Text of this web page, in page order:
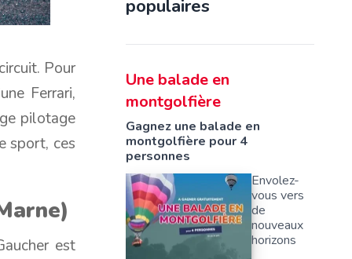
Pour
Ferrari,
pilotage
sport, ces
est
populaires
Une balade en
montgolfière
Gagnez une balade en
montgolfière pour 4
personnes
Envolez-
vous vers
de
nouveaux
horizons